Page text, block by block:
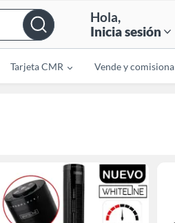
Hola,
Inicia sesión
Tarjeta CMR Vende y comisiona